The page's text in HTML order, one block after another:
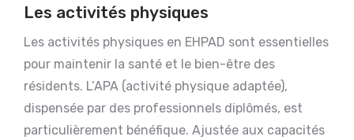
Les activités physiques
Les activités physiques en EHPAD sont essentielles
pour maintenir la santé et le bien-être des
résidents. L’APA (activité physique adaptée),
dispensée par des professionnels diplômés, est
particulièrement bénéfique. Ajustée aux capacités